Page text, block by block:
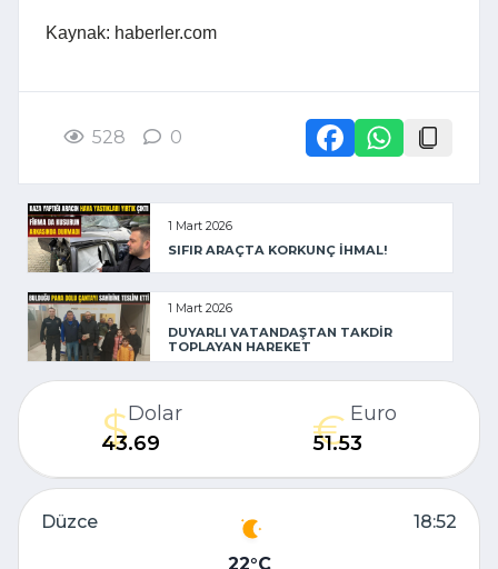
Kaynak: haberler.com
528 0
1 Mart 2026
SIFIR ARAÇTA KORKUNÇ İHMAL!
1 Mart 2026
DUYARLI VATANDAŞTAN TAKDİR
TOPLAYAN HAREKET
Dolar
43.69
Euro
51.53
Düzce
18:52
22 C